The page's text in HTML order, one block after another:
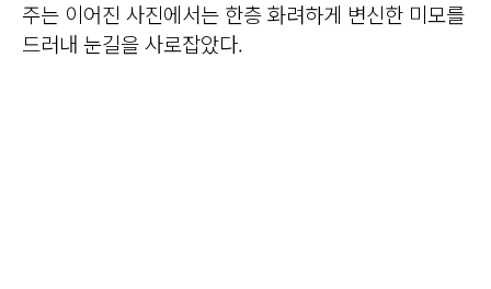
주는 이어진 사진에서는 한층 화려하게 변신한 미모를
드러내 눈길을 사로잡았다.